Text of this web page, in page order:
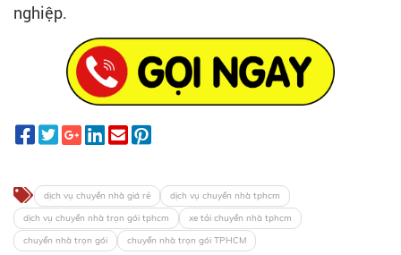
nghiệp.
dịch vụ chuyển nhà giá rẻ
dịch vụ chuyển nhà tphcm
dịch vụ chuyển nhà trọn gói tphcm
xe tải chuyển nhà tphcm
chuyển nhà trọn gói
chuyển nhà trọn gói TPHCM